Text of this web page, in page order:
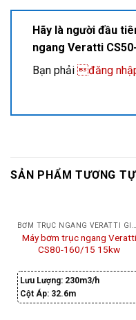
Hãy là người đầu
ngang Veratti
Bạn phải đăng
SẢN PHẨM TƯƠNG TỰ
BƠM TRỤC NGANG VERATTI GIÁ RẺ
Máy bơm trục ngang Veratti
CS80-160/15 15kw
Lưu Lượng: 230m3/h
Cột Áp: 32.6m